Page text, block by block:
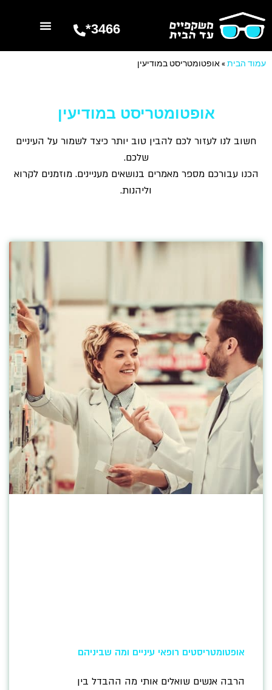
3466*
עמוד הבית»אופטומטריסט במודיעין
אופטומטריסט במודיעין
חשוב לנו לעזור לכם להבין טוב יותר כיצד לשמור על העיניים
שלכם.
הכנו עבורכם מספר מאמרים בנושאים מעניינים. מוזמנים לקרוא
וליהנות.
אופטומטריסטים רופאי עיניים ומה שביניהם
הרבה אנשים שואלים אותי מה ההבדל בין